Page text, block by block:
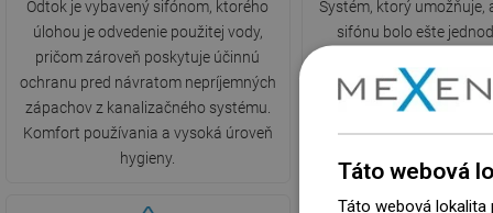
Odtok je vybavený sifónom, ktorého
úlohou je odvedenie použitej vody,
pričom zároveň poskytuje účinnú
ochranu pred návratom nepríjemných
zápachov z kanalizačného systému.
Komfort používania a vysoká úroveň
hygieny.
Systém, ktorý umožňuje,
sifónu bolo ešte
pohyblivý diel, odstrániť
opláchnuť ho pod
podpora v starostlivosti
Táto webová
Táto webová lokalita